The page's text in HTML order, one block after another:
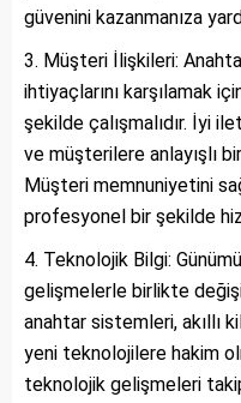
güvenini kazanmanıza
Müşteri İlişkileri:
ihtiyaçlarını karşılamak
şekilde çalışmalıdır. İyi
ve müşterilere anlayışlı
Müşteri memnuniyetini
profesyonel bir şekilde
Teknolojik Bilgi:
gelişmelerle birlikte
anahtar sistemleri, akıllı
yeni teknolojilere hakim
teknolojik gelişmeleri